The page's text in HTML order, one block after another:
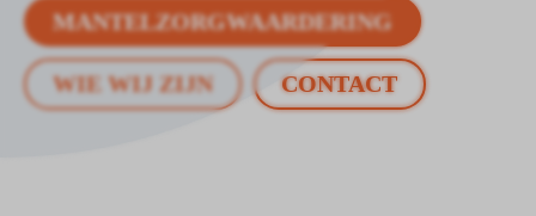
MANTELZORGWAARDERING
WIE WIJ ZIJN CONTACT